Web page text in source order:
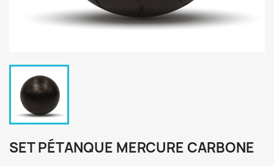
SET PÉTANQUE MERCURE CARBONE